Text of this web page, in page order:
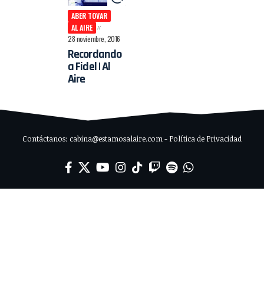
ABER TOVAR
AL AIRE
28 noviembre, 2016
Recordando
a Fidel | Al
Aire
Contáctanos: cabina@estamosalaire.com - Política de Privacidad